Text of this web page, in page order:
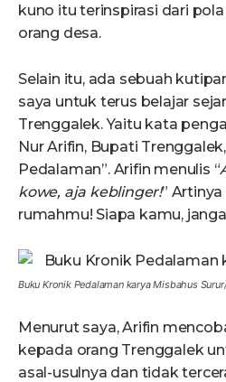
kuno itu terinspirasi dari
orang desa.
Selain itu, ada sebuah
saya untuk terus belajar
Trenggalek. Yaitu kata
Nur Arifin, Bupati
Pedalaman”. Arifin menulis “
kowe, aja keblinger!”
rumahmu! Siapa kamu,
Buku Kronik Pedalaman karya Misbahus
Menurut saya, Arifin
kepada orang Trenggalek
asal-usulnya dan tidak